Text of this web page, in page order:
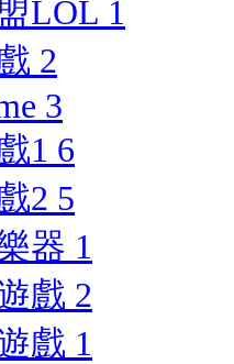
LOL 1
2
3
1 6
2 5
器 1
戲 2
戲 1